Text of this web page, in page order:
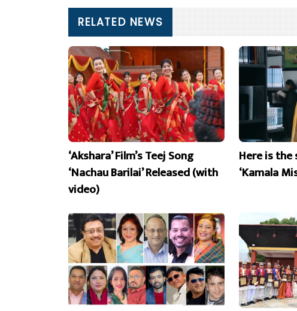
RELATED NEWS
‘Akshara’ Film’s Teej Song
‘Nachau Barilai’ Released (with
video)
Here is
‘Kamala